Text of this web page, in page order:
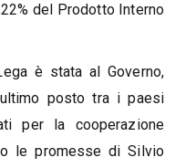
del Prodotto Interno
è stata al Governo,
posto tra i paesi
per la cooperazione
le promesse di Silvio